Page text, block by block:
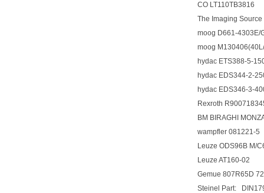
CO LT110TB3816
The Imaging
moog D661-4303E/
moog
hydac ETS388-5-
hydac EDS344-2-
hydac EDS346-3-
Rexroth
BM BIRAGHI
wampfler 081221-5
Leuze ODS96B M/
Leuze AT160-02
Gemue 807R65D
Steinel Part: